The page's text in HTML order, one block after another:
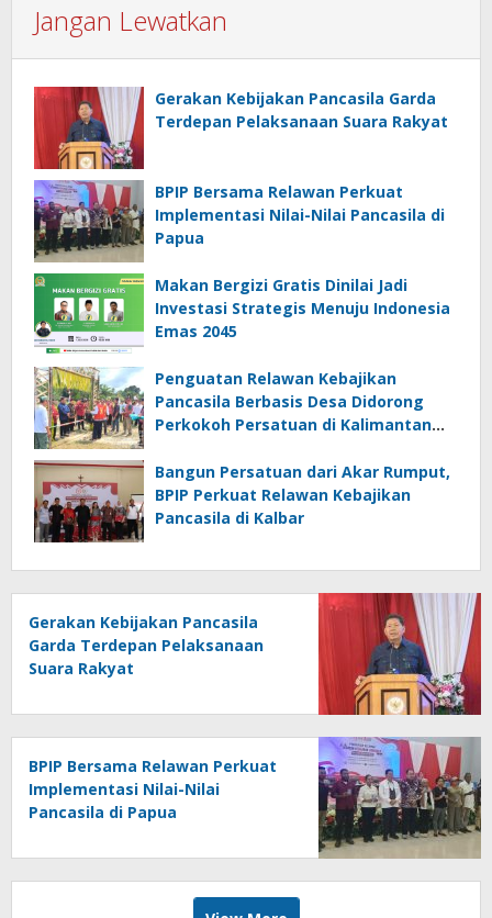
Jangan Lewatkan
Gerakan Kebijakan Pancasila Garda
Terdepan Pelaksanaan Suara Rakyat
BPIP Bersama Relawan Perkuat
Implementasi Nilai-Nilai Pancasila di
Papua
Makan Bergizi Gratis Dinilai Jadi
Investasi Strategis Menuju Indonesia
Emas 2045
Penguatan Relawan Kebajikan
Pancasila Berbasis Desa Didorong
Perkokoh Persatuan di Kalimantan
Bangun Persatuan dari Akar Rumput,
BPIP Perkuat Relawan Kebajikan
Pancasila di Kalbar
Gerakan Kebijakan Pancasila
Garda Terdepan Pelaksanaan
Suara Rakyat
BPIP Bersama Relawan Perkuat
Implementasi Nilai-Nilai
Pancasila di Papua